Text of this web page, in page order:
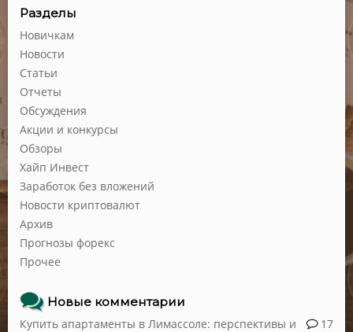
Реклама
Разделы
Новичкам
Новости
Статьи
Отчеты
Обсуждения
Акции и конкурсы
Обзоры
Хайп Инвест
Заработок без вложений
Новости криптовалют
Архив
Прогнозы форекс
Прочее
Новые комментарии
17
Купить апартаменты в Лимассоле: перспективы и